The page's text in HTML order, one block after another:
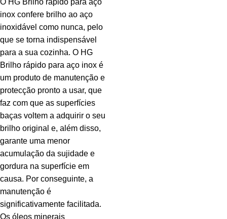
O HG Brilho rápido para aço
inox confere brilho ao aço
inoxidável como nunca, pelo
que se torna indispensável
para a sua cozinha. O HG
Brilho rápido para aço inox é
um produto de manutenção e
protecção pronto a usar, que
faz com que as superfícies
baças voltem a adquirir o seu
brilho original e, além disso,
garante uma menor
acumulação da sujidade e
gordura na superfície em
causa. Por conseguinte, a
manutenção é
significativamente facilitada.
Os óleos minerais